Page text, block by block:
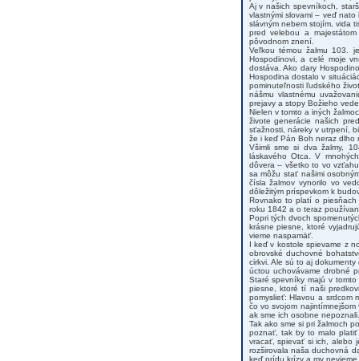
Aj v našich spevníkoch,
vlastnými slovami – veď
slávným nebem stojím, vida
pred velebou a
pôvodnom znení.
Veľkou témou žalmu 103.
Hospodinovi, a celé moje
dostáva. Ako dary
Hospodina dostalo v
pominuteľnosti ľudského
nášmu vlastnému
prejavy a stopy Božieho
Nielen v tomto a iných
živote generácie našich
sťažnosti, náreky v utrpení,
že i keď Pán Boh neraz dlho
Všimli sme si dva žalmy,
láskavého Otca. V
dôvera – všetko to vo
sa môžu stať našimi
čísla žalmov vynorilo vo
dôležitým príspevkom k
Rovnako to platí o
roku 1842 a o teraz
Popri tých dvoch
krásne piesne, ktoré
vieme naspamäť.
I keď v kostole spievame z
obrovské duchovné
cirkvi. Ale sú to aj
úctou uchovávame drobné
Staré spevníky majú v
piesne, ktoré tí naši
pomyslieť: Hlavou a srdcom
čo vo svojom
ak sme ich osobne nepoznali.
Tak ako sme si pri žalmoch
poznať, tak by to malo
vracať, spievať si ich, alebo
rozširovala naša duchovná
keď prídu krízy a my